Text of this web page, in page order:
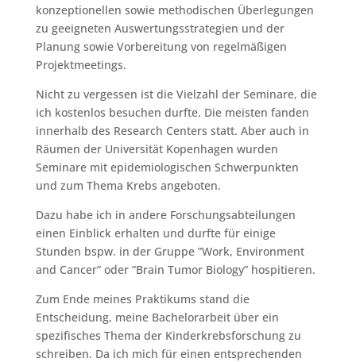
konzeptionellen sowie methodischen Überlegungen
zu geeigneten Auswertungsstrategien und der
Planung sowie Vorbereitung von regelmäßigen
Projektmeetings.
Nicht zu vergessen ist die Vielzahl der Seminare, die
ich kostenlos besuchen durfte. Die meisten fanden
innerhalb des Research Centers statt. Aber auch in
Räumen der Universität Kopenhagen wurden
Seminare mit epidemiologischen Schwerpunkten
und zum Thema Krebs angeboten.
Dazu habe ich in andere Forschungsabteilungen
einen Einblick erhalten und durfte für einige
Stunden bspw. in der Gruppe ”Work, Environment
and Cancer” oder ”Brain Tumor Biology” hospitieren.
Zum Ende meines Praktikums stand die
Entscheidung, meine Bachelorarbeit über ein
spezifisches Thema der Kinderkrebsforschung zu
schreiben. Da ich mich für einen entsprechenden